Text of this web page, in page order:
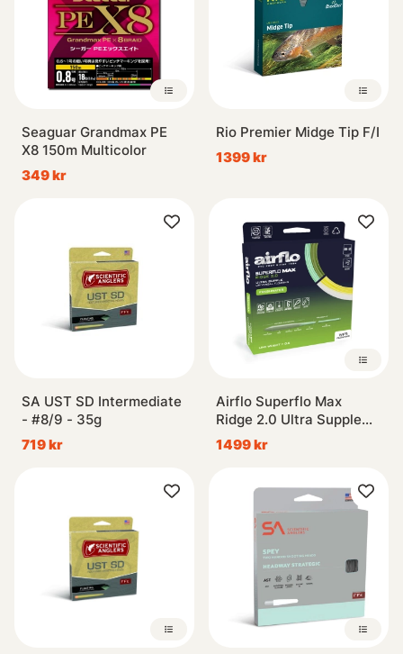
Seaguar Grandmax PE
X8 150m Multicolor
349 kr
Rio Premier Midge Tip F/I
1399 kr
SA UST SD Intermediate
- #8/9 - 35g
719 kr
Airflo Superflo Max
Ridge 2.0 Ultra Supple
Universal
1499 kr